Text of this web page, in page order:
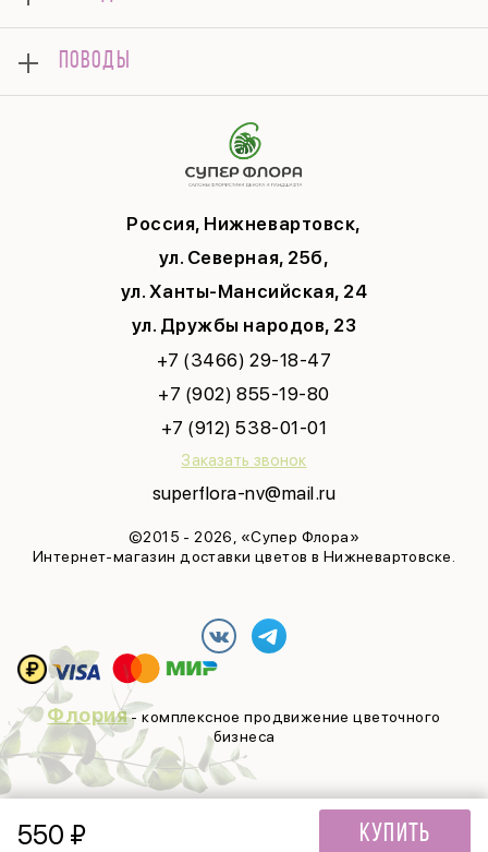
550 ₽ Купить
Россия, Нижневартовск,
ул. Северная, 25б,
ул. Ханты-Мансийская, 24
ул. Дружбы народов, 23
+7 (3466) 29-18-47
+7 (902) 855-19-80
+7 (912) 538-01-01
Заказать звонок
superflora-nv@mail.ru
©2015 - 2026, «Супер Флора»
Интернет-магазин доставки цветов в Нижневартовске.
Доставка
Корпоративным клиентам
Вопросы и ответы
Политика конфиденциальности
Соглашение на рекламу
Композиции
Комнатные
Подарки
Открытки
14 февраля
День Матери
ПОВОДЫ
Флория- комплексное продвижение цветочного
бизнеса